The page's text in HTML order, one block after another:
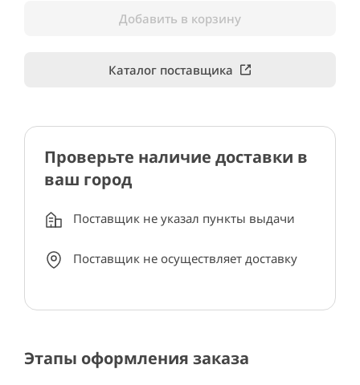
Добавить в корзину
Каталог поставщика
Проверьте наличие доставки в
ваш город
Поставщик не указал пункты выдачи
Поставщик не осуществляет доставку
Этапы оформления заказа